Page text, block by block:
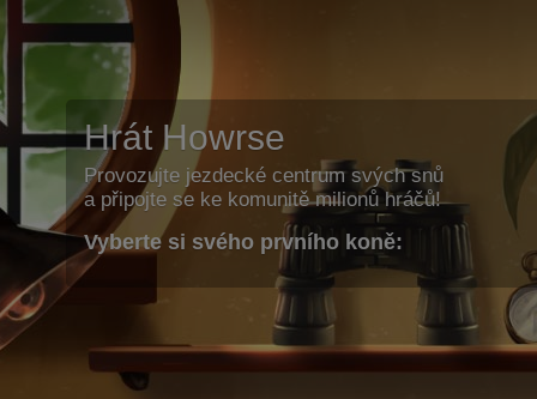
Hrát Howrse
Provozujte jezdecké centrum svých snů
a připojte se ke komunitě milionů hráčů!
Vyberte si svého prvního koně: